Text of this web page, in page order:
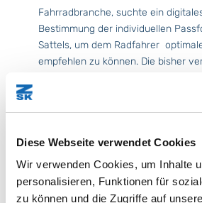
Diese Webseite verwendet Cookies
Wir verwenden Cookies, um Inhalte
personalisieren, Funktionen für
zu können und die Zugriffe auf
Fahrradbranche, suchte ein
Bestimmung der individuellen
Sattels, um dem Radfahrer
empfehlen zu können. Die bisher
zu ungenau und musste deshalb
Embro einen textilbasierten
der TWP Technologie auf ZSK
Sticksystemen entstand. Dieser
wurde in eine Sattelanalysematte